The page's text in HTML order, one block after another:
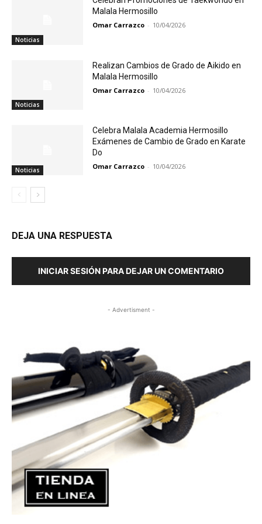
Noticias
Malala Hermosillo
Omar Carrazco - 10/04/2026
Noticias
Realizan Cambios de Grado de Aikido en
Malala Hermosillo
Omar Carrazco - 10/04/2026
Noticias
Celebra Malala Academia Hermosillo
Exámenes de Cambio de Grado en Karate
Do
Omar Carrazco - 10/04/2026
DEJA UNA RESPUESTA
INICIAR SESIÓN PARA DEJAR UN COMENTARIO
- Advertisment -